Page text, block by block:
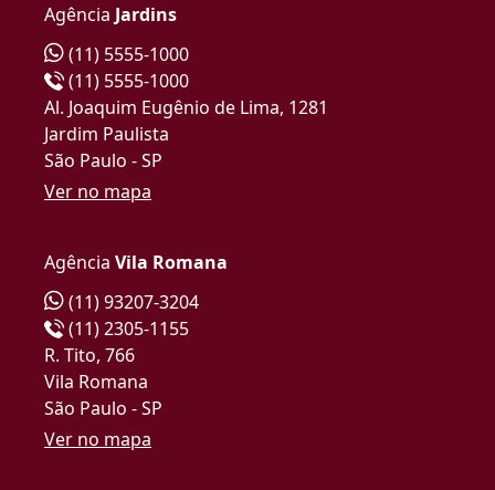
Agência Jardins
(11) 5555-1000
(11) 5555-1000
Al. Joaquim Eugênio de Lima, 1281
Jardim Paulista
São Paulo - SP
Ver no mapa
Agência Vila Romana
(11) 93207-3204
(11) 2305-1155
R. Tito, 766
Vila Romana
São Paulo - SP
Ver no mapa